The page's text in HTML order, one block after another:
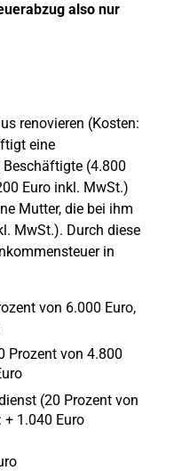
also nur
renovieren (Kosten:
eine
(4.800
Euro inkl. MwSt.)
Mutter, die bei ihm
MwSt.). Durch diese
in
von 6.000 Euro,
Prozent von 4.800
(20 Prozent von
+ 1.040 Euro